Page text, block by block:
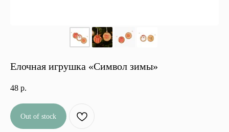
Елочная игрушка «Символ зимы»
48 р.
Out of stock